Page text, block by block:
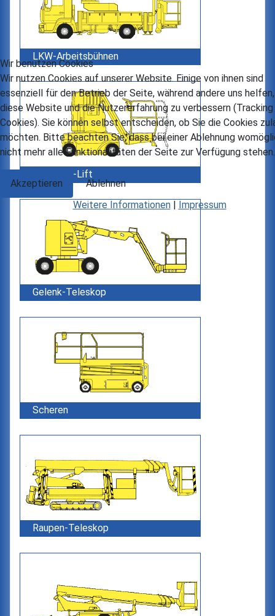
LKW-Arbeitsbühnen
Teleskop-Lift
Gelenk-Teleskop
Scheren
Raupen-Teleskop
Wir benutzen Cookies
Wir nutzen Cookies auf unserer Website. Einige von ihnen sind
essenziell für den Betrieb der Seite, während andere uns helfen,
diese Website und die Nutzererfahrung zu verbessern (Tracking
Cookies). Sie können selbst entscheiden, ob Sie die Cookies
möchten. Bitte beachten Sie, dass bei einer Ablehnung
nicht mehr alle Funktionalitäten der Seite zur Verfügung stehen.
Akzeptieren
Ablehnen
Weitere Informationen| Impressum